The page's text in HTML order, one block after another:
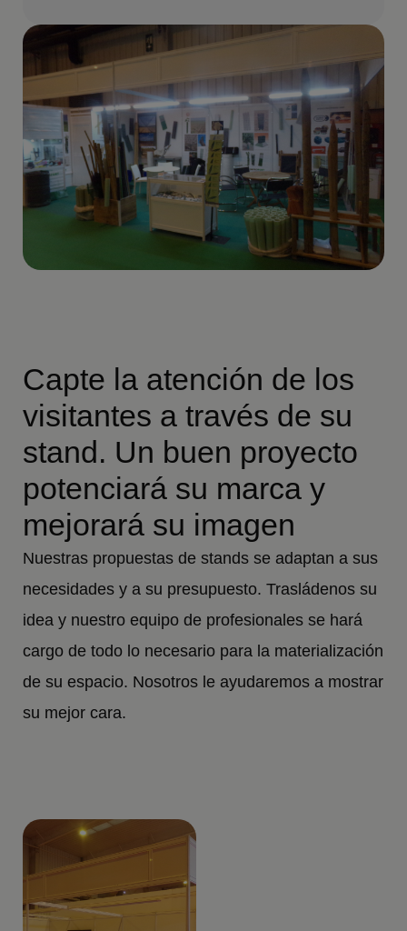
Capte la atención de los
visitantes a través de su
stand. Un buen proyecto
potenciará su marca y
mejorará su imagen
Nuestras propuestas de stands se adaptan a sus
necesidades y a su presupuesto. Trasládenos su
idea y nuestro equipo de profesionales se hará
cargo de todo lo necesario para la materialización
de su espacio. Nosotros le ayudaremos a mostrar
su mejor cara.